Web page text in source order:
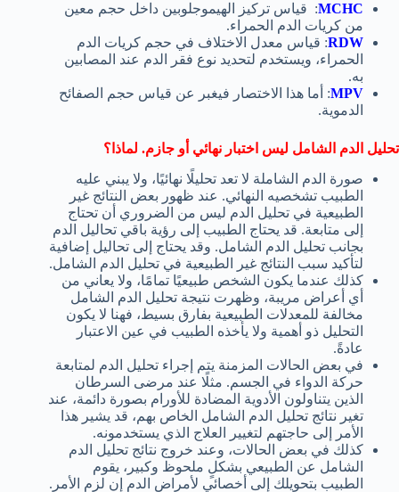
MCHC: قياس تركيز الهيموجلوبين داخل حجم معين
من كريات الدم الحمراء.
RDW: قياس معدل الاختلاف في حجم كريات الدم
الحمراء، ويستخدم لتحديد نوع فقر الدم عند المصابين
به.
MPV: أما هذا الاختصار فيغبر عن قياس حجم الصفائح
الدموية.
تحليل الدم الشامل ليس اختبار نهائي أو جازم. لماذا؟
صورة الدم الشاملة لا تعد تحليلًا نهائيًا، ولا يبني عليه
الطبيب تشخصيه النهائي. عند ظهور بعض النتائج غير
الطبيعية في تحليل الدم ليس من الضروري أن تحتاج
إلى متابعة. قد يحتاج الطبيب إلى رؤية باقي تحاليل الدم
بجانب تحليل الدم الشامل. وقد يحتاج إلى تحاليل إضافية
لتأكيد سبب النتائج غير الطبيعية في تحليل الدم الشامل.
كذلك عندما يكون الشخص طبيعيًا تمامًا، ولا يعاني من
أي أعراض مريبة، وظهرت نتيجة تحليل الدم الشامل
مخالفة للمعدلات الطبيعية بفارق بسيط، فهنا لا يكون
التحليل ذو أهمية ولا يأخذه الطبيب في عين الاعتبار
عادةً.
في بعض الحالات المزمنة يتم إجراء تحليل الدم لمتابعة
حركة الدواء في الجسم. مثلًا عند مرضى السرطان
الذين يتناولون الأدوية المضادة للأورام بصورة دائمة، عند
تغير نتائج تحليل الدم الشامل الخاص بهم، قد يشير هذا
الأمر إلى حاجتهم لتغيير العلاج الذي يستخدمونه.
كذلك في بعض الحالات، وعند خروج نتائج تحليل الدم
الشامل عن الطبيعي بشكلٍ ملحوظ وكبير، يقوم
الطبيب بتحويلك إلى أخصائي لأمراض الدم إن لزم الأمر.